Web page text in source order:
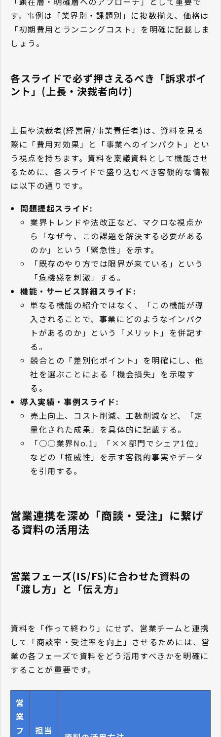
す。事例は「業界別・課題別」に複数揃え、価格は
「初期費用とランニングコスト」を明確に記載しま
しょう。
各スライドで必ず押さえるべき「訴求ポイ
ント」(上長・決裁者向け)
上長や決裁者(経営層/事業責任者)は、資料を見る
際に「費用対効果」と「事業へのインパクト」とい
う視点を持ちます。資料を稟議資料として機能させ
るために、各スライドで盛り込むべき客観的な情報
は以下の通りです。
問題提起スライド:
業界トレンドや法改正など、マクロな視点か
ら「なぜ今、この課題を解決する必要がある
のか」という「緊急性」を示す。
「既存のやり方では限界が来ている」という
「危機感を刺激」する。
機能・サービス詳細スライド:
単なる機能の紹介ではなく、「この機能が導
入されることで、事業にどのようなインパク
トがあるのか」という「メリット」を併記す
る。
競合との「差別化ポイント」を明確にし、他
社を選ぶことによる「機会損失」を示唆す
る。
導入実績・事例スライド:
売上向上、コスト削減、工数削減など、「定
量化された成果」を具体的に記載する。
「○○業界No.1」「××部門でシェア1位」
などの「権威性」を示す客観的事実やデータ
を引用する。
営業連携を深め「商談・受注」に繋げ
る資料の活用法
営業フェーズ(IS/FS)に合わせた資料の
「渡し方」と「伝え方」
資料を「作って終わり」にせず、営業チームと連携
して「商談率・受注率を向上」させるためには、営
業の各フェーズで資料をどう活用すべきかを明確に
することが重要です。
営
業
フ
担当